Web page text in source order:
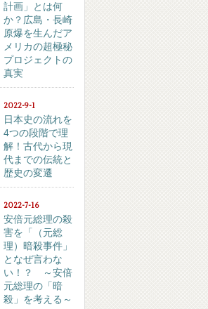
計画」とは何
か？広島・長崎
原爆を生んだア
メリカの超極秘
プロジェクトの
真実
2022-9-1
日本史の流れを
4つの段階で理
解！古代から現
代までの伝統と
歴史の変遷
2022-7-16
安倍元総理の殺
害を「（元総
理）暗殺事件」
となぜ言わな
い！？ ～安倍
元総理の「暗
殺」を考える～